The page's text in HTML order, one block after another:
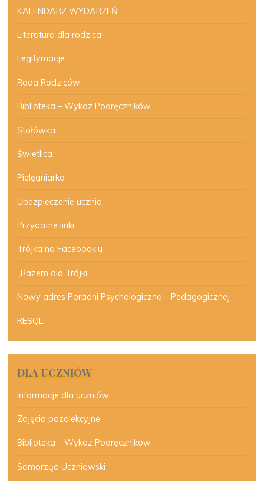
KALENDARZ WYDARZEŃ
Literatura dla rodzica
Legitymacje
Rada Rodziców
Biblioteka – Wykaz Podręczników
Stołówka
Świetlica
Pielęgniarka
Ubezpieczenie ucznia
Przydatne linki
Trójka na Facebook’u
„Razem dla Trójki”
Nowy adres Poradni Psychologiczno – Pedagogicznej
RESQL
DLA UCZNIÓW
Informacje dla uczniów
Zajęcia pozalekcyjne
Biblioteka – Wykaz Podręczników
Samorząd Uczniowski